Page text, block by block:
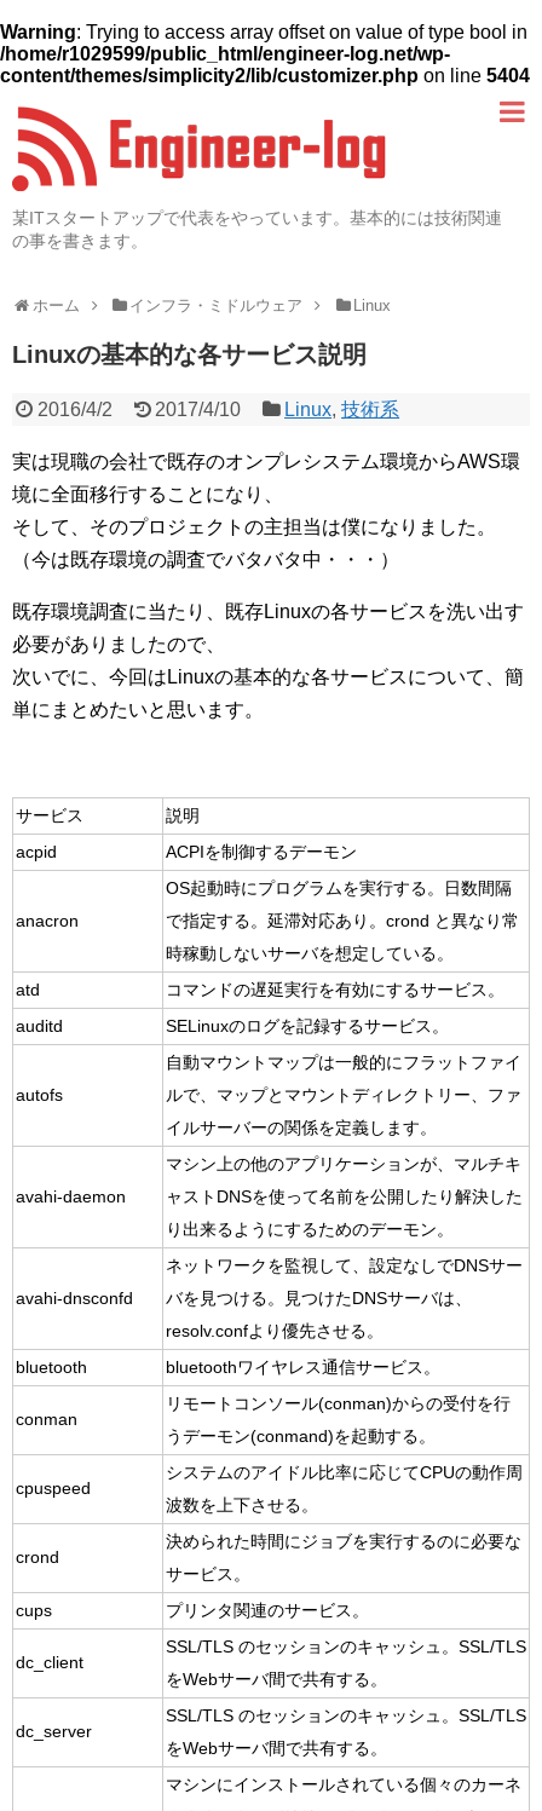
Warning: Trying to access array offset on value of type bool in
/home/r1029599/public_html/engineer-log.net/wp-
content/themes/simplicity2/lib/customizer.php on line 5404
某ITスタートアップで代表をやっています。基本的には技術関連
の事を書きます。
ホーム インフラ・ミドルウェア Linux
Linuxの基本的な各サービス説明
2016/4/2 2017/4/10 Linux,技術系
実は現職の会社で既存のオンプレシステム環境からAWS環
境に全面移行することになり、
そして、そのプロジェクトの主担当は僕になりました。
（今は既存環境の調査でバタバタ中・・・）
既存環境調査に当たり、既存Linuxの各サービスを洗い出す
必要がありましたので、
次いでに、今回はLinuxの基本的な各サービスについて、簡
単にまとめたいと思います。
サービス
説明
acpid
ACPIを制御するデーモン
anacron
OS起動時にプログラムを実行する。日数間隔
で指定する。延滞対応あり。crond と異なり常
時稼動しないサーバを想定している。
atd
コマンドの遅延実行を有効にするサービス。
auditd
SELinuxのログを記録するサービス。
autofs
自動マウントマップは一般的にフラットファイ
ルで、マップとマウントディレクトリー、ファ
イルサーバーの関係を定義します。
avahi-daemon
マシン上の他のアプリケーションが、マルチキ
ャストDNSを使って名前を公開したり解決した
り出来るようにするためのデーモン。
avahi-dnsconfd
ネットワークを監視して、設定なしでDNSサー
バを見つける。見つけたDNSサーバは、
resolv.confより優先させる。
bluetooth
bluetoothワイヤレス通信サービス。
conman
リモートコンソール(conman)からの受付を行
うデーモン(conmand)を起動する。
cpuspeed
システムのアイドル比率に応じてCPUの動作周
波数を上下させる。
crond
決められた時間にジョブを実行するのに必要な
サービス。
cups
プリンタ関連のサービス。
dc_client
SSL/TLS のセッションのキャッシュ。SSL/TLS
をWebサーバ間で共有する。
dc_server
SSL/TLS のセッションのキャッシュ。SSL/TLS
をWebサーバ間で共有する。
マシンにインストールされている個々のカーネ